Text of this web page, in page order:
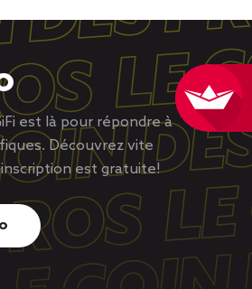
est là pour répondre à
Découvrez vite
est gratuite!